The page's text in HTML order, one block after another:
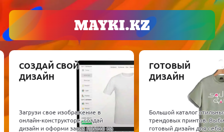
СОЗДАЙ СВОЙ
ДИЗАЙН
Загрузи свое изображение в
онлайн-конструкторе, создай
дизайн и оформи заказ прямо на
ГОТОВЫЙ
ДИЗАЙН
Большой каталог
трендовых принтов.
готовый дизайн для себя